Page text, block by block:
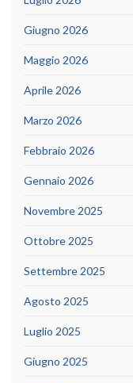
Giugno 2026
Maggio 2026
Aprile 2026
Marzo 2026
Febbraio 2026
Gennaio 2026
Novembre 2025
Ottobre 2025
Settembre 2025
Agosto 2025
Luglio 2025
Giugno 2025